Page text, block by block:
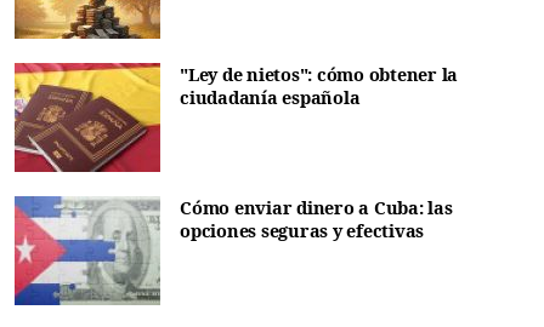
"Ley de nietos": cómo obtener la
ciudadanía española
Cómo enviar dinero a Cuba: las
opciones seguras y efectivas